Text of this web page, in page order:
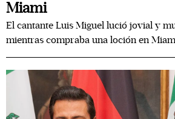
Miami
El cantante Luis Miguel lució jovial y
mientras compraba una loción en